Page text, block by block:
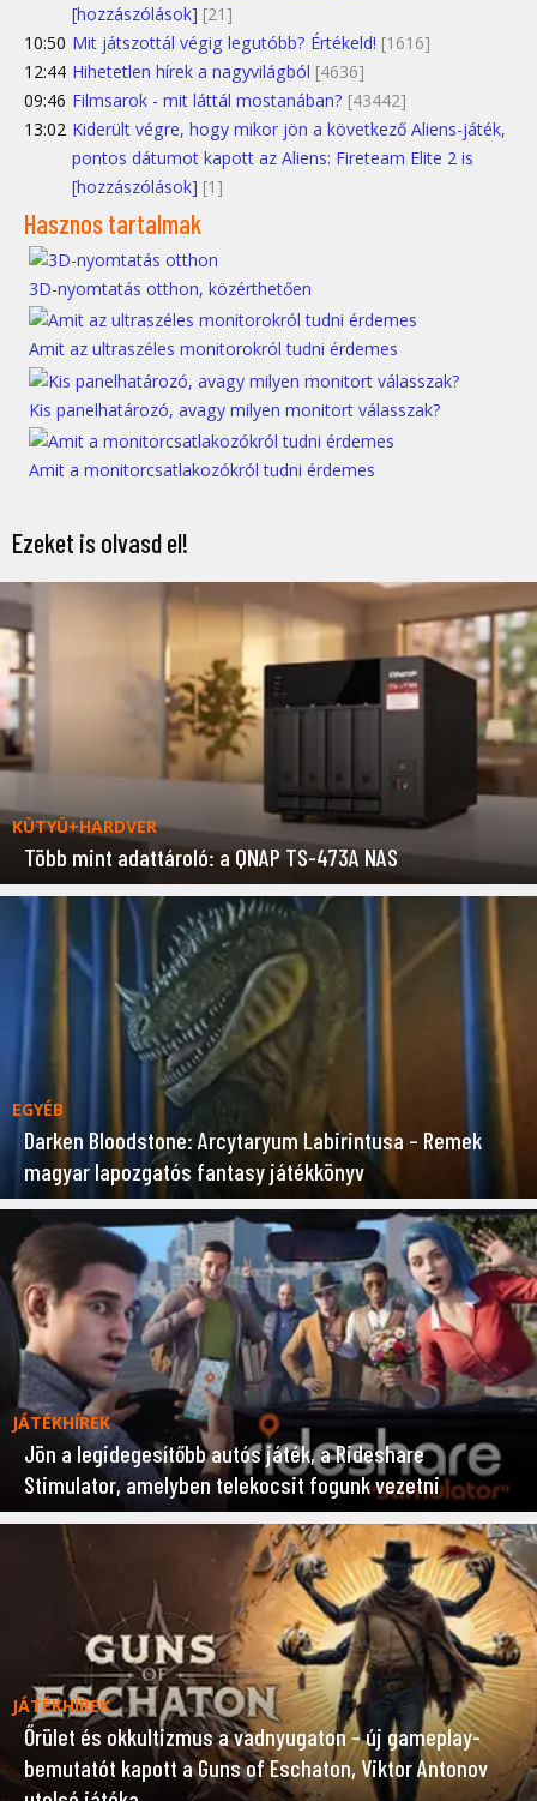
[hozzászólások] [21]
10:50 Mit játszottál végig legutóbb? Értékeld! [1616]
12:44 Hihetetlen hírek a nagyvilágból [4636]
09:46 Filmsarok - mit láttál mostanában? [43442]
13:02 Kiderült végre, hogy mikor jön a következő Aliens-játék,
pontos dátumot kapott az Aliens: Fireteam Elite 2 is
[hozzászólások] [1]
Hasznos tartalmak
3D-nyomtatás otthon, közérthetően
Amit az ultraszéles monitorokról tudni érdemes
Kis panelhatározó, avagy milyen monitort válasszak?
Amit a monitorcsatlakozókról tudni érdemes
Ezeket is olvasd el!
KÜTYÜ+HARDVER
Több mint adattároló: a QNAP TS-473A NAS
EGYÉB
Darken Bloodstone: Arcytaryum Labirintusa – Remek
magyar lapozgatós fantasy játékkönyv
JÁTÉKHÍREK
Jön a legidegesítőbb autós játék, a Rideshare
Stimulator, amelyben telekocsit fogunk vezetni
JÁTÉKHÍREK
Őrület és okkultizmus a vadnyugaton – új gameplay-
bemutatót kapott a Guns of Eschaton, Viktor Antonov